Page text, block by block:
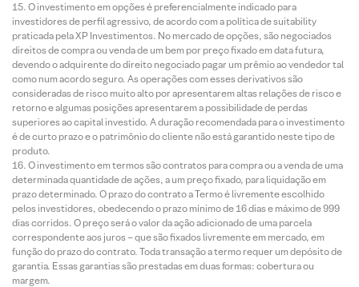
O investimento em opções é preferencialmente indicado para
investidores de perfil agressivo, de acordo com a política de suitability
praticada pela XP Investimentos. No mercado de opções, são negociados
direitos de compra ou venda de um bem por preço fixado em data futura,
devendo o adquirente do direito negociado pagar um prêmio ao vendedor tal
como num acordo seguro. As operações com esses derivativos são
consideradas de risco muito alto por apresentarem altas relações de risco e
retorno e algumas posições apresentarem a possibilidade de perdas
superiores ao capital investido. A duração recomendada para o investimento
é de curto prazo e o patrimônio do cliente não está garantido neste tipo de
produto.
O investimento em termos são contratos para compra ou a venda de uma
determinada quantidade de ações, a um preço fixado, para liquidação em
prazo determinado. O prazo do contrato a Termo é livremente escolhido
pelos investidores, obedecendo o prazo mínimo de 16 dias e máximo de 999
dias corridos. O preço será o valor da ação adicionado de uma parcela
correspondente aos juros – que são fixados livremente em mercado, em
função do prazo do contrato. Toda transação a termo requer um depósito de
garantia. Essas garantias são prestadas em duas formas: cobertura ou
margem.